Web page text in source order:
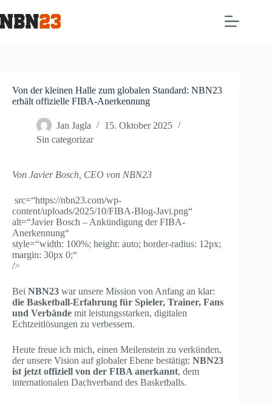
Von der kleinen Halle zum globalen Standard: NBN23
erhält offizielle FIBA-Anerkennung
Jan Jagla
15. Oktober 2025
Sin categorizar
Von Javier Bosch, CEO von NBN23
src=“https://nbn23.com/wp-
content/uploads/2025/10/FIBA-Blog-Javi.png“
alt=“Javier Bosch – Ankündigung der FIBA-
Anerkennung“
style=“width: 100%; height: auto; border-radius: 12px;
margin: 30px 0;“
/>
Bei NBN23 war unsere Mission von Anfang an klar:
die Basketball-Erfahrung für Spieler, Trainer, Fans
und Verbände mit leistungsstarken, digitalen
Echtzeitlösungen zu verbessern.
Heute freue ich mich, einen Meilenstein zu verkünden,
der unsere Vision auf globaler Ebene bestätigt: NBN23
ist jetzt offiziell von der FIBA anerkannt, dem
internationalen Dachverband des Basketballs.